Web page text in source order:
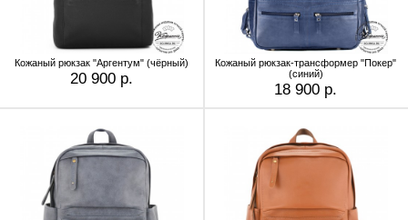
Кожаный рюкзак "Аргентум" (чёрный)
20 900 р.
Кожаный рюкзак-трансформер "Покер"
(синий)
18 900 р.